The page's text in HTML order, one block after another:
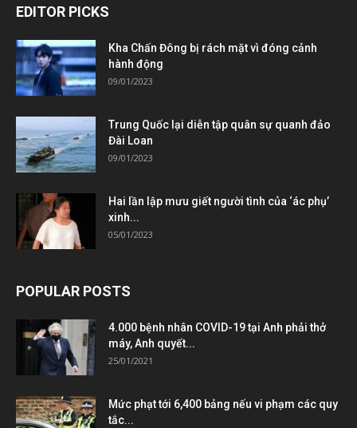
EDITOR PICKS
Kha Chấn Đông bị rách mặt vì đóng cảnh
hành động
09/01/2023
Trung Quốc lại diễn tập quân sự quanh đảo
Đài Loan
09/01/2023
Hai lần lập mưu giết người tình của ‘ác phụ’
xinh...
05/01/2023
POPULAR POSTS
4.000 bệnh nhân COVID-19 tại Anh phải thở
máy, Anh quyết...
25/01/2021
Mức phạt tới 6,400 bảng nếu vi phạm các quy
tắc...